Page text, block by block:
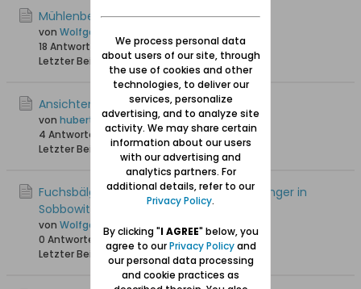
Mühlenbesitzer Groddeck in Sobbowitz
von Wolfgang
18 Antworten
41.851 Hits0 Likes
Letzter Beitrag06.08.2016, 20:56
Ansichten von Sobbowitz August 2012
von hubertbohn
4 Antworten
19.103 Hits0 Likes
Letzter Beitrag 03.06.2016, 17:14
Fuchsbälge und Dachsschwarte bei Bahlinger in
Sobbowitz
von Wolfgang
0 Antworten
12.440 Hits 0 Likes
Letzter Beitrag 05.02.2016, 19:15
We process personal data
about users of our site, through
the use of cookies and other
technologies, to deliver our
services, personalize
advertising, and to analyze site
activity. We may share certain
information about our users
with our advertising and
analytics partners. For
additional details, refer to our
Privacy Policy.
By clicking "I AGREE" below, you
agree to ourPrivacy Policyand
our personal data processing
and cookie practices as